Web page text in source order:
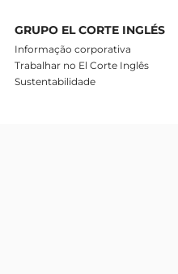
GRUPO EL CORTE INGLÉS
Informação corporativa
Trabalhar no El Corte Inglês
Sustentabilidade